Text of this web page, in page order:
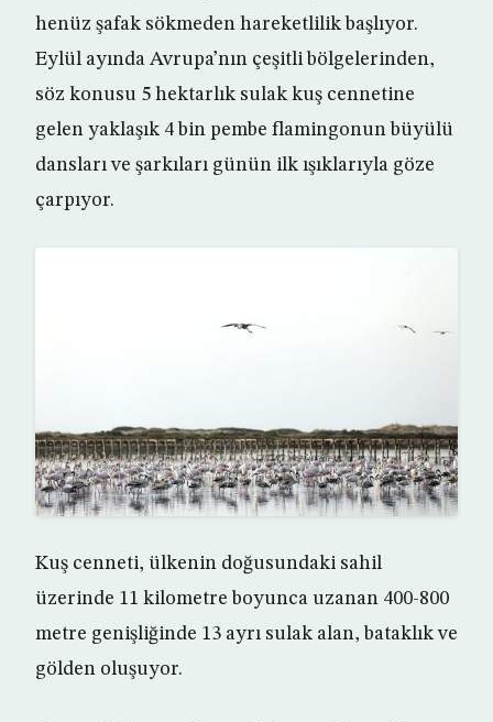
henüz şafak sökmeden hareketlilik başlıyor.
Eylül ayında Avrupa’nın çeşitli bölgelerinden,
söz konusu 5 hektarlık sulak kuş cennetine
gelen yaklaşık 4 bin pembe flamingonun büyülü
dansları ve şarkıları günün ilk ışıklarıyla göze
çarpıyor.
Kuş cenneti, ülkenin doğusundaki sahil
üzerinde 11 kilometre boyunca uzanan 400-800
metre genişliğinde 13 ayrı sulak alan, bataklık ve
gölden oluşuyor.